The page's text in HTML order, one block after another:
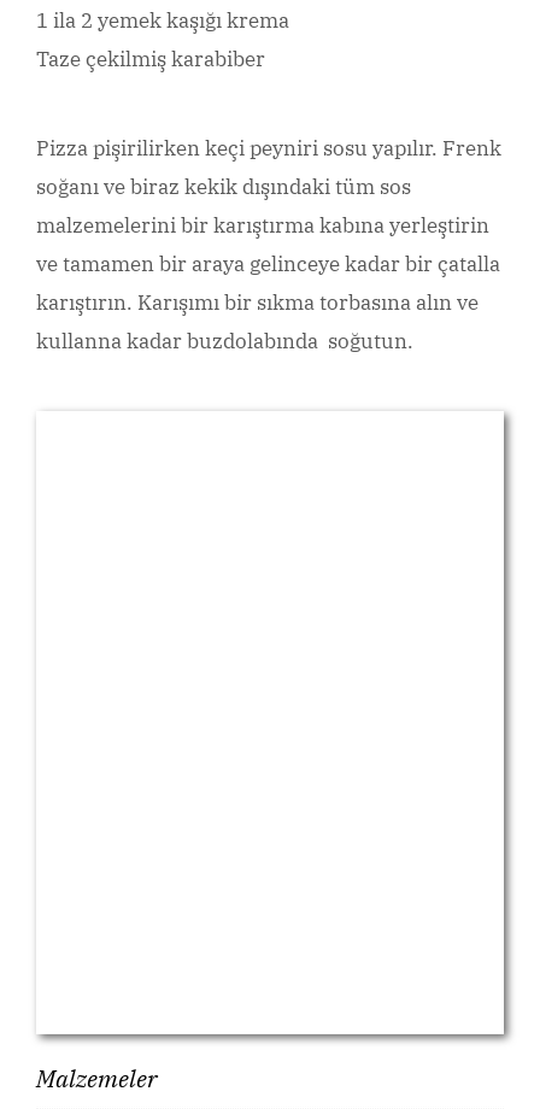
1 ila 2 yemek kaşığı krema
Taze çekilmiş karabiber
Pizza pişirilirken keçi peyniri sosu yapılır. Frenk
soğanı ve biraz kekik dışındaki tüm sos
malzemelerini bir karıştırma kabına yerleştirin
ve tamamen bir araya gelinceye kadar bir çatalla
karıştırın. Karışımı bir sıkma torbasına alın ve
kullanna kadar buzdolabında soğutun.
Malzemeler